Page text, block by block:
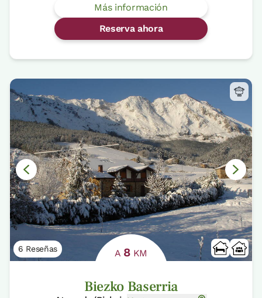
Más información
Reserva ahora
6 Reseñas A 8 KM
Biezko Baserria